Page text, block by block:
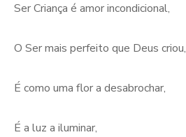
Ser Criança é amor incondicional,
O Ser mais perfeito que Deus criou,
É como uma flor a desabrochar,
É a luz a iluminar,